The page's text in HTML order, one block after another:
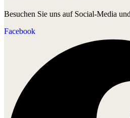
Besuchen Sie uns auf Social-Media
Facebook